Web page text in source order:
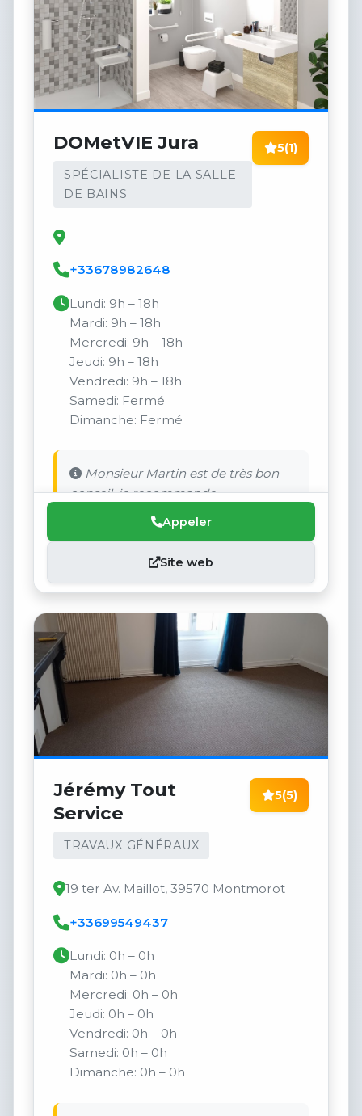
DOMetVIE Jura
SPÉCIALISTE DE LA SALLE
DE BAINS
5(1)
+33678982648
Lundi: 9h – 18h
Mardi: 9h – 18h
Mercredi: 9h – 18h
Jeudi: 9h – 18h
Vendredi: 9h – 18h
Samedi: Fermé
Dimanche: Fermé
Monsieur Martin est de très bon
conseil, je recommande.
Appeler
Site web
Jérémy Tout
Service
TRAVAUX GÉNÉRAUX
5(5)
19 ter Av. Maillot, 39570 Montmorot
+33699549437
Lundi: 0h – 0h
Mardi: 0h – 0h
Mercredi: 0h – 0h
Jeudi: 0h – 0h
Vendredi: 0h – 0h
Samedi: 0h – 0h
Dimanche: 0h – 0h